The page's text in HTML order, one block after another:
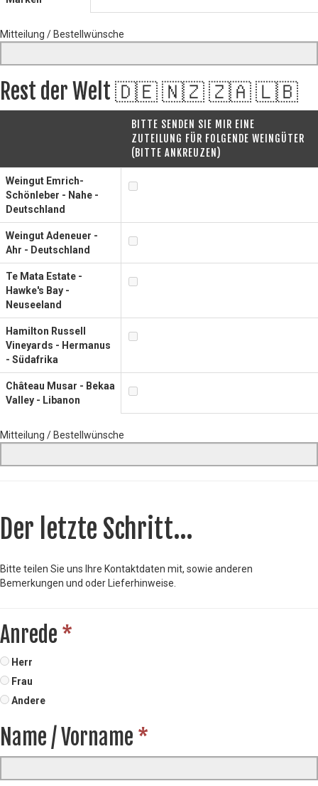
Mitteilung / Bestellwünsche
Rest der Welt 🇩🇪 🇳🇿 🇿🇦 🇱🇧
BITTE SENDEN SIE MIR EINE
ZUTEILUNG FÜR FOLGENDE WEINGÜTER
(BITTE ANKREUZEN)
Weingut Emrich-
Schönleber - Nahe -
Deutschland
Weingut Adeneuer -
Ahr - Deutschland
Te Mata Estate -
Hawke's Bay -
Neuseeland
Hamilton Russell
Vineyards - Hermanus
- Südafrika
Château Musar - Bekaa
Valley - Libanon
Mitteilung / Bestellwünsche
Der letzte Schritt...
Bitte teilen Sie uns Ihre Kontaktdaten mit, sowie anderen
Bemerkungen und oder Lieferhinweise.
Anrede *
Herr
Frau
Andere
Name / Vorname *